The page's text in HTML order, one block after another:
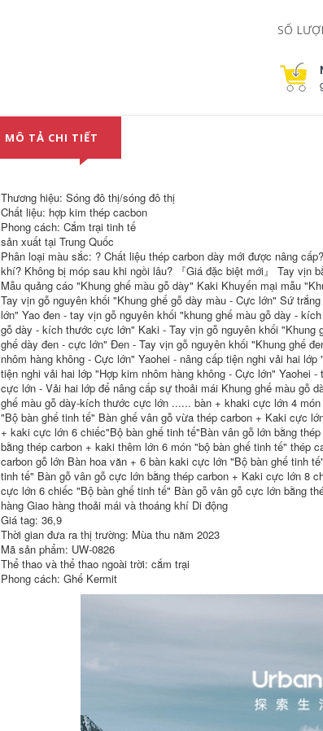
gấp gọn Bàn gấp
nhôm trứng cuộn
cắm trại dã ngoại Bộ
cao gấp gọn ghế
gấp gọn
426,000
bộ bàn ghế học sinh
gấp gọn bộ bàn ăn
Ngoài Trời Bàn Gấp
bộ bàn ghế học sinh
gấp gọn Bàn gấp
ngoài trời hợp kim
nhôm trứng cuộn
bàn di động bàn
cắm trại dã ngoại Bộ
bàn ghế cắm trại
cung cấp thiết bị ghế
cao gấp gọn ghế
gấp gọn
426,000
ghế gấp gọn Bàn
ghế xếp ngoài trời
dã ngoại, thiết bị và
vật dụng cắm trại
ngoài trời, bàn cuộn
trứng gấp hợp kim
nhôm di động ghế
sofa gấp gọn bàn
Lái Xe ghế gấp gọn
bộ bàn ghế an
bộ bàn ăn 4 ghế gấp
gọn Ngoài Trời Ghế
Gấp Di Động Cắm
Trại Dã Ngoại Câu
Cá Ghế Sinh Viên
Nghệ Thuật Băng
Ghế Dự Bị Siêu Nhẹ
Gấp Pony Phân bàn
ăn gỗ gấp gọn bàn
ăn gỗ gấp gọn
214,000
bàn ghế du lịch Bàn
nhôm di động trứng
cuộn bàn cắm trại
gọn
Nền Tảng Câu Cá
Tựa Lưng Ghế Câu
Cá Siêu Nhẹ Mọi Địa
Hình Maza Gấp Câu
SỐ
MÔ TẢ CHI TIẾT
Thương hiệu: Sóng đô thị/sóng đô thị
Chất liệu: hợp kim thép cacbon
Phong cách: Cắm trại tinh tế
sản xuất tại Trung Quốc
Phân loại màu sắc: ? Chất liệu thép carbon dày mới được nâng
khí? Không bị móp sau khi ngồi lâu? 『Giá đặc biệt mới』 Tay vịn
Mẫu quảng cáo "Khung ghế màu gỗ dày" Kaki Khuyến mại mẫu
Tay vịn gỗ nguyên khối "Khung ghế gỗ dày màu - Cực lớn" Sứ
lớn" Yao đen - tay vịn gỗ nguyên khối "khung ghế màu gỗ dày -
gỗ dày - kích thước cực lớn" Kaki - Tay vịn gỗ nguyên khối
ghế dày đen - cực lớn" Đen - Tay vịn gỗ nguyên khối "Khung ghế
nhôm hàng không - Cực lớn" Yaohei - nâng cấp tiện nghi vải hai
tiện nghi vải hai lớp "Hợp kim nhôm hàng không - Cực lớn" Yaohei
cực lớn - Vải hai lớp để nâng cấp sự thoải mái Khung ghế màu gỗ
ghế màu gỗ dày-kích thước cực lớn ...... bàn + khaki cực lớn 4
"Bộ bàn ghế tinh tế" Bàn ghế vân gỗ vừa thép carbon + Kaki cực
+ kaki cực lớn 6 chiếc"Bộ bàn ghế tinh tế"Bàn vân gỗ lớn bằng
bằng thép carbon + kaki thêm lớn 6 món "bộ bàn ghế tinh tế" thép
carbon gỗ lớn Bàn hoa văn + 6 bàn kaki cực lớn "Bộ bàn ghế tinh
tinh tế" Bàn gỗ vân gỗ cực lớn bằng thép carbon + Kaki cực lớn 8
cực lớn 6 chiếc "Bộ bàn ghế tinh tế" Bàn gỗ vân gỗ cực lớn bằng
hàng Giao hàng thoải mái và thoáng khí Di động
Giá tag: 36,9
Thời gian đưa ra thị trường: Mùa thu năm 2023
Mã sản phẩm: UW-0826
Thể thao và thể thao ngoài trời: cắm trại
Phong cách: Ghế Kermit